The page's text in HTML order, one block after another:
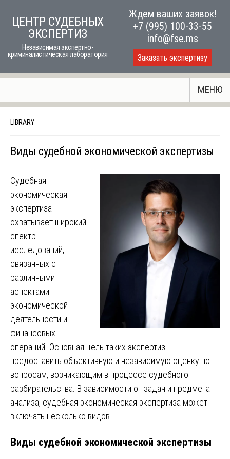
ЦЕНТР СУДЕБНЫХ
ЭКСПЕРТИЗ
Независимая экспертно-
криминалистическая лаборатория
Ждем ваших заявок!
+7 (995) 100-33-55
info@fse.ms
Заказать экспертизу
МЕНЮ
LIBRARY
Виды судебной экономической экспертизы
Судебная
экономическая
экспертиза
охватывает широкий
спектр
исследований,
связанных с
различными
аспектами
экономической
деятельности и
финансовых
операций. Основная цель таких экспертиз —
предоставить объективную и независимую оценку по
вопросам, возникающим в процессе судебного
разбирательства. В зависимости от задач и предмета
анализа, судебная экономическая экспертиза может
включать несколько видов.
Виды судебной экономической экспертизы